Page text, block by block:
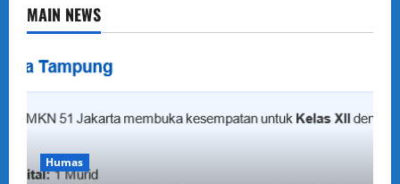
MAIN NEWS
Humas